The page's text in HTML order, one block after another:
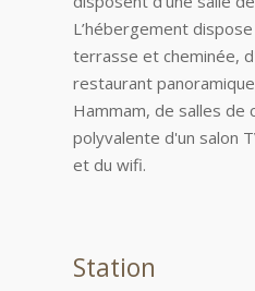
L’hébergement
terrasse et cheminée,
restaurant
Hammam, de salles de
polyvalente d'un salon
et du wifi.
Station